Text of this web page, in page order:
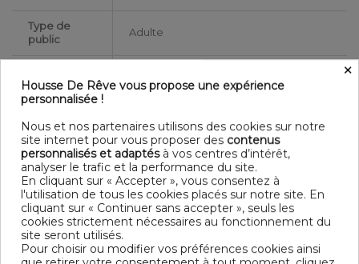
Type de
public
Adulte
Finition
couette
Dimensions
(cm)
240x260 cm
Couleur
marketing
Ficelle
Forme Rectangle
×
Housse De Rêve vous propose une expérience
personnalisée !
Nous et nos partenaires utilisons des cookies sur notre
site internet pour vous proposer des contenus
personnalisés et adaptésà vos centres d’intérêt,
analyser le trafic et la performance du site.
En cliquant sur « Accepter », vous consentez à
l'utilisation de tous les cookies placés sur notre site. En
cliquant sur « Continuer sans accepter », seuls les
cookies strictement nécessaires au fonctionnement du
site seront utilisés.
Pour choisir ou modifier vos préférences cookies ainsi